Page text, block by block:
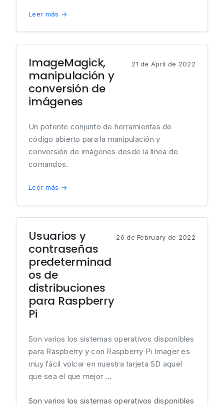
Leer más →
ImageMagick,
manipulación y
conversión de
imágenes
21 de April de 2022
Un potente conjunto de herramientas de
código abierto para la manipulación y
conversión de imágenes desde la línea de
comandos.
Leer más →
Usuarios y
contraseñas
predeterminad
os de
distribuciones
para Raspberry
Pi
26 de February de 2022
Son varios los sistemas operativos disponibles
para Raspberry y con Raspberry Pi Imager es
muy fácil volcar en nuestra tarjeta SD aquel
que sea el que mejor ...
Son varios los sistemas operativos disponibles